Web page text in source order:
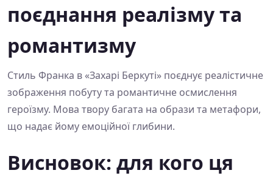
поєднання реалізму та
романтизму
Стиль Франка в «Захарі Беркуті» поєднує реалістичне
зображення побуту та романтичне осмислення
героїзму. Мова твору багата на образи та метафори,
що надає йому емоційної глибини.
Висновок: для кого ця